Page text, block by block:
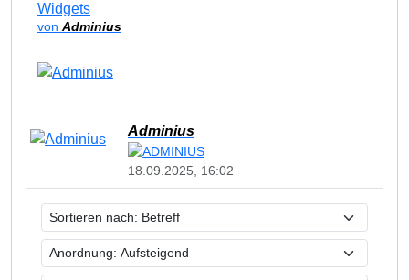
Widgets
von Adminius
Adminius
18.09.2025, 16:02